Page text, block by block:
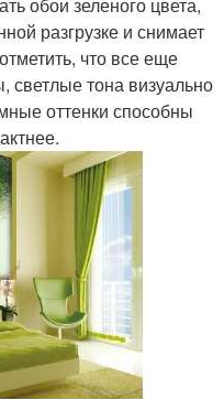
разгрузке и снимает
что все еще
светлые тона визуально
оттенки способны